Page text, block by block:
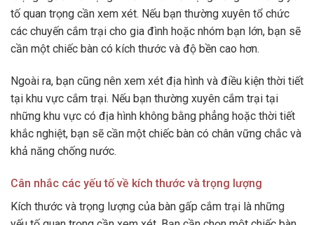
tố quan trọng cần xem xét. Nếu bạn thường xuyên tổ chức
các chuyến cắm trại cho gia đình hoặc nhóm bạn lớn, bạn sẽ
cần một chiếc bàn có kích thước và độ bền cao hơn.
Ngoài ra, bạn cũng nên xem xét địa hình và điều kiện thời tiết
tại khu vực cắm trại. Nếu bạn thường xuyên cắm trại tại
những khu vực có địa hình không bằng phẳng hoặc thời tiết
khắc nghiệt, bạn sẽ cần một chiếc bàn có chân vững chắc và
khả năng chống nước.
Cân nhắc các yếu tố về kích thước và trọng lượng
Kích thước và trọng lượng của bàn gấp cắm trại là những